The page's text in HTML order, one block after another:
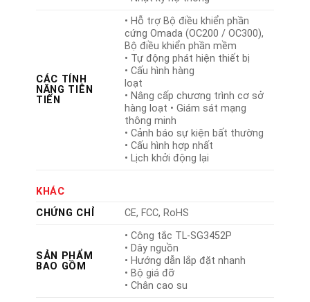
CÁC TÍNH
NĂNG TIÊN
TIẾN
• Hỗ trợ Bộ điều khiển phần
cứng Omada (OC200 / OC300),
Bộ điều khiển phần mềm
• Tự động phát hiện thiết bị
• Cấu hình hàng
loạt
• Nâng cấp chương trình cơ sở
hàng loạt • Giám sát mạng
thông minh
• Cảnh báo sự kiện bất thường
• Cấu hình hợp nhất
• Lịch khởi động lại
KHÁC
CHỨNG CHỈ
CE, FCC, RoHS
SẢN PHẨM
BAO GỒM
• Công tắc TL-SG3452P
• Dây nguồn
• Hướng dẫn lắp đặt nhanh
• Bộ giá đỡ
• Chân cao su